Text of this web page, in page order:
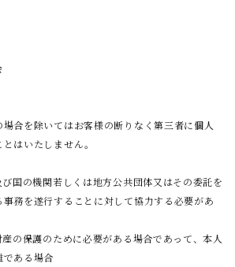
合を除いてはお客様の断りなく第三者に個人
はいたしません。
国の機関若しくは地方公共団体又はその委託を
務を遂行することに対して協力する必要があ
の保護のために必要がある場合であって、本人
である場合